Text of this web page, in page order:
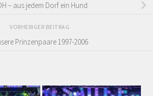
– aus jedem Dorf ein Hund
VORHERIGER BEITRAG
Prinzenpaare 1997-2006